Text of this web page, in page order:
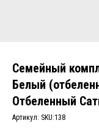
Семейный
Белый
Отбеленный
Артикул: SKU:138